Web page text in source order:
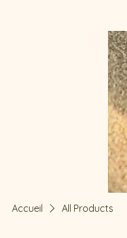
Accueil All Products